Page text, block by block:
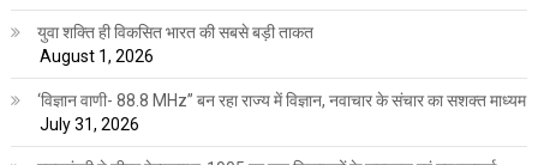
युवा शक्ति ही विकसित भारत की सबसे बड़ी ताकत
August 1, 2026
‘विज्ञान वाणी- 88.8 MHz” बन रहा राज्य में विज्ञान, नवाचार के संचार का सशक्त माध्यम
July 31, 2026